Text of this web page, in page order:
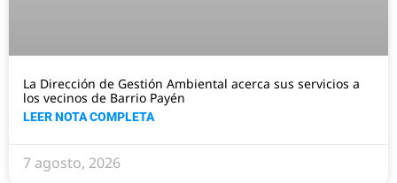
La Dirección de Gestión Ambiental acerca sus servicios a
los vecinos de Barrio Payén
LEER NOTA COMPLETA
7 agosto, 2026